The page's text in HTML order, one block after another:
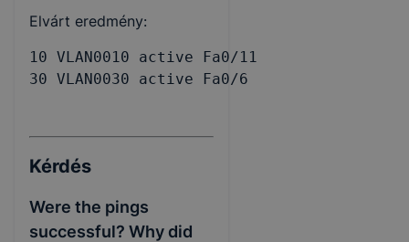
Elvárt eredmény:
10 VLAN0010 active Fa0/11
30 VLAN0030 active Fa0/6
Kérdés
Were the pings
successful? Why did